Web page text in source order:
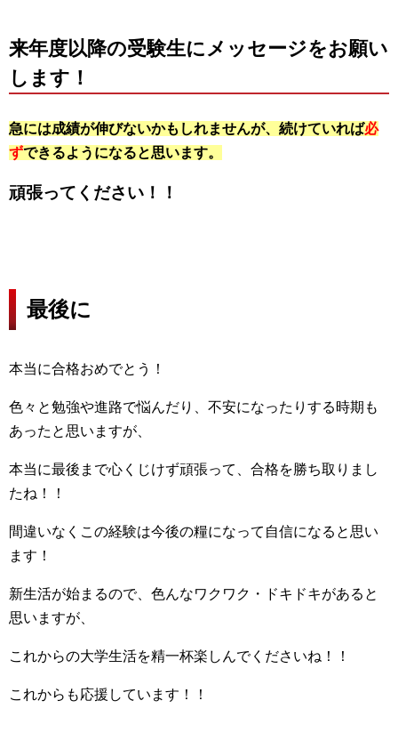
来年度以降の受験生にメッセージをお願い
します！
急には成績が伸びないかもしれませんが、続けていれば必
ずできるようになると思います。
頑張ってください！！
最後に
本当に合格おめでとう！
色々と勉強や進路で悩んだり、不安になったりする時期も
あったと思いますが、
本当に最後まで心くじけず頑張って、合格を勝ち取りまし
たね！！
間違いなくこの経験は今後の糧になって自信になると思い
ます！
新生活が始まるので、色んなワクワク・ドキドキがあると
思いますが、
これからの大学生活を精一杯楽しんでくださいね！！
これからも応援しています！！